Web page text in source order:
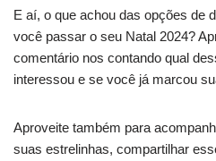
E aí, o que achou das opções de
você passar o seu Natal 2024?
comentário nos contando qual
interessou e se você já marcou
Aproveite também para
suas estrelinhas, compartilhar